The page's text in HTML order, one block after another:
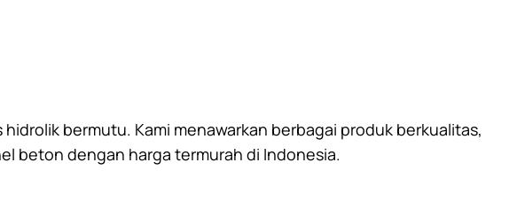
bermutu. Kami menawarkan berbagai produk berkualitas,
beton dengan harga termurah di Indonesia.